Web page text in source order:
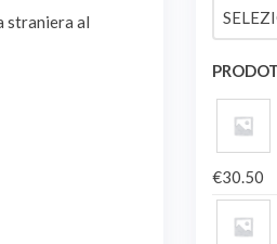
straniera al
€30.50